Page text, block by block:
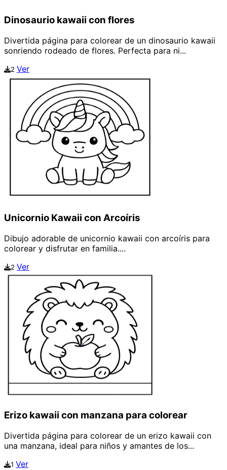
Dinosaurio kawaii con flores
Divertida página para colorear de un dinosaurio kawaii
sonriendo rodeado de flores. Perfecta para ni...
2 Ver
Unicornio Kawaii con Arcoíris
Dibujo adorable de unicornio kawaii con arcoíris para
colorear y disfrutar en familia....
2 Ver
Erizo kawaii con manzana para colorear
Divertida página para colorear de un erizo kawaii con
una manzana, ideal para niños y amantes de los...
1 Ver